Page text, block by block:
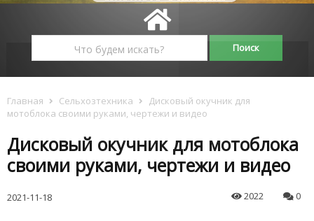
Главная Сельхозтехника
Дисковый окучник для
мотоблока своими руками, чертежи и видео
Дисковый окучник для мотоблока
своими руками, чертежи и видео
2021-11-18 2022 0